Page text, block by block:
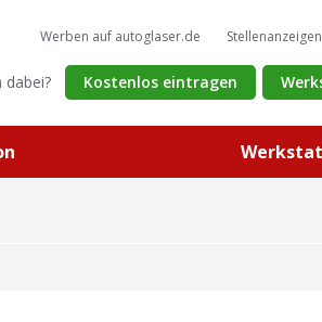
Werben auf autoglaser.de
Kostenlos eintragen